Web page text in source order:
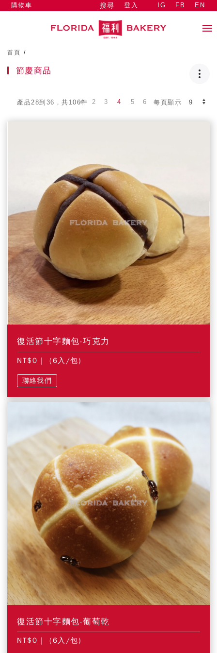
搜尋 登入
購物車 IG FB EN
首頁 /
節慶商品
產品28到36，共106件 每頁顯示
2 3 4 5 6
復活節十字麵包-巧克力
NT$0 | (6入/包)
聯絡我們
復活節十字麵包-葡萄乾
NT$0 | (6入/包)